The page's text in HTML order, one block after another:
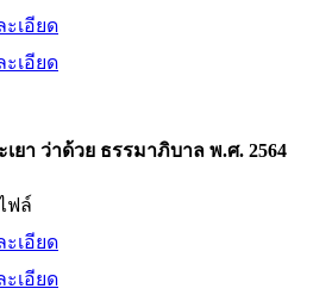
ะเอียด
ะเอียด
ยา ว่าด้วย ธรรมาภิบาล พ.ศ. 2564
ฟล์
ะเอียด
ะเอียด